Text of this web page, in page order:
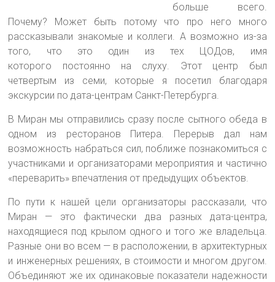
больше всего.
Почему? Может быть потому что про него много
рассказывали знакомые и коллеги. А возможно из-за
того, что это один из тех ЦОДов, имя
которого постоянно на слуху. Этот центр был
четвертым из семи, которые я посетил благодаря
экскурсии по дата-центрам Санкт-Петербурга.
В Миран мы отправились сразу после сытного обеда в
одном из ресторанов Питера. Перерыв дал нам
возможность набраться сил, поближе познакомиться с
участниками и организаторами мероприятия и частично
«переварить» впечатления от предыдущих объектов.
По пути к нашей цели организаторы рассказали, что
Миран — это фактически два разных дата-центра,
находящиеся под крылом одного и того же владельца.
Разные они во всем — в расположении, в архитектурных
и инженерных решениях, в стоимости и многом другом.
Объединяют же их одинаковые показатели надежности